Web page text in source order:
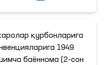
қурбонларига
1949
баённома (2-сон